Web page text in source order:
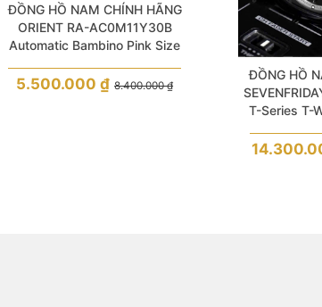
ĐỒNG HỒ NAM CHÍNH HÃNG
ORIENT RA-AC0M11Y30B
Automatic Bambino Pink Size
8.400.000₫
5.500.000₫
ĐỒNG HỒ
T-Series T-